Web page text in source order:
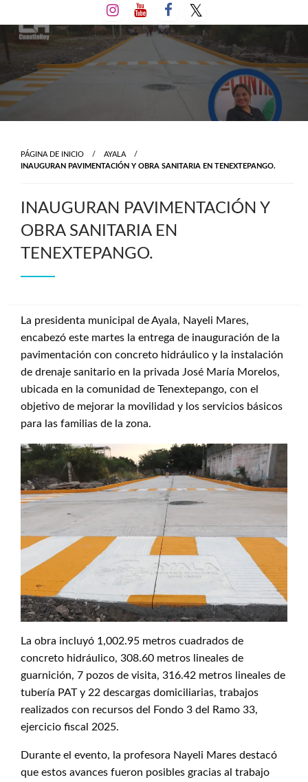
al
contenido
PÁGINA DE INICIO
AYALA
INAUGURAN PAVIMENTACIÓN Y OBRA SANITARIA EN TENEXTEPANGO.
INAUGURAN PAVIMENTACIÓN Y
OBRA SANITARIA EN
TENEXTEPANGO.
La presidenta municipal de Ayala, Nayeli Mares,
encabezó este martes la entrega de inauguración de la
pavimentación con concreto hidráulico y la instalación
de drenaje sanitario en la privada José María Morelos,
ubicada en la comunidad de Tenextepango, con el
objetivo de mejorar la movilidad y los servicios básicos
para las familias de la zona.
La obra incluyó 1,002.95 metros cuadrados de
concreto hidráulico, 308.60 metros lineales de
guarnición, 7 pozos de visita, 316.42 metros lineales de
tubería PAT y 22 descargas domiciliarias, trabajos
realizados con recursos del Fondo 3 del Ramo 33,
ejercicio fiscal 2025.
Durante el evento, la profesora Nayeli Mares destacó
que estos avances fueron posibles gracias al trabajo